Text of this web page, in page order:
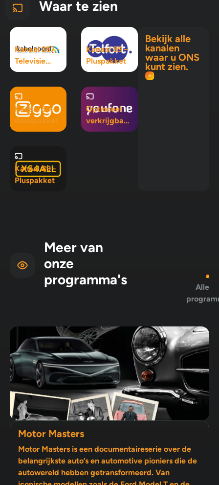
Waar te zien
Kanaal 257 -
Televisie
Maximaal
Kanaal 89 –
Pluspakket
Kanaal 50 -
Basispakket
Optioneel
verkrijgbaar
in Mix 5, Mix
Kanaal 89 -
Pluspakket
Bekijk alle
kanalen
waar u ONS
kunt zien.
Meer van
onze
programma's
Alle
Motor Masters
Motor Masters is een documentaireserie over de
belangrijkste auto’s en automotive pioniers die de
autowereld hebben getransformeerd. Van